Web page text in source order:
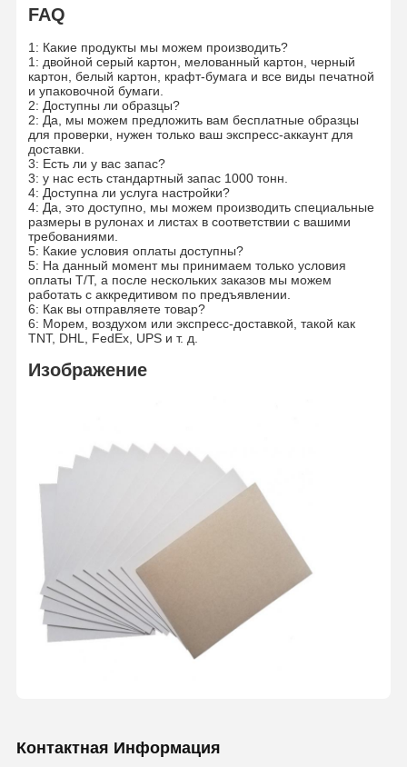
Корпус из гофрированного картона
Бумага газетной бумаги
каменная бумага
Копировальная бумага
бумажные коробки
Катушка из бумажной проволоки
Бумажная вешалка
Тортовая доска
FAQ
1: Какие продукты мы можем производить?
1: двойной серый картон, мелованный картон, черный
картон, белый картон, крафт-бумага и все виды печатной
и упаковочной бумаги.
2: Доступны ли образцы?
2: Да, мы можем предложить вам бесплатные образцы
для проверки, нужен только ваш экспресс-аккаунт для
доставки.
3: Есть ли у вас запас?
3: у нас есть стандартный запас 1000 тонн.
4: Доступна ли услуга настройки?
4: Да, это доступно, мы можем производить специальные
размеры в рулонах и листах в соответствии с вашими
требованиями.
5: Какие условия оплаты доступны?
5: На данный момент мы принимаем только условия
оплаты T/T, а после нескольких заказов мы можем
работать с аккредитивом по предъявлении.
6: Как вы отправляете товар?
6: Морем, воздухом или экспресс-доставкой, такой как
TNT, DHL, FedEx, UPS и т. д.
Изображение
Контактная Информация